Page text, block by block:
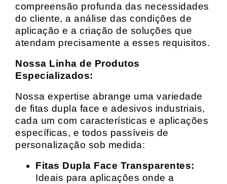
compreensão profunda das necessidades
do cliente, a análise das condições de
aplicação e a criação de soluções que
atendam precisamente a esses requisitos.
Nossa Linha de Produtos
Especializados:
Nossa expertise abrange uma variedade
de fitas dupla face e adesivos industriais,
cada um com características e aplicações
específicas, e todos passíveis de
personalização sob medida:
Fitas Dupla Face Transparentes:
Ideais para aplicações onde a